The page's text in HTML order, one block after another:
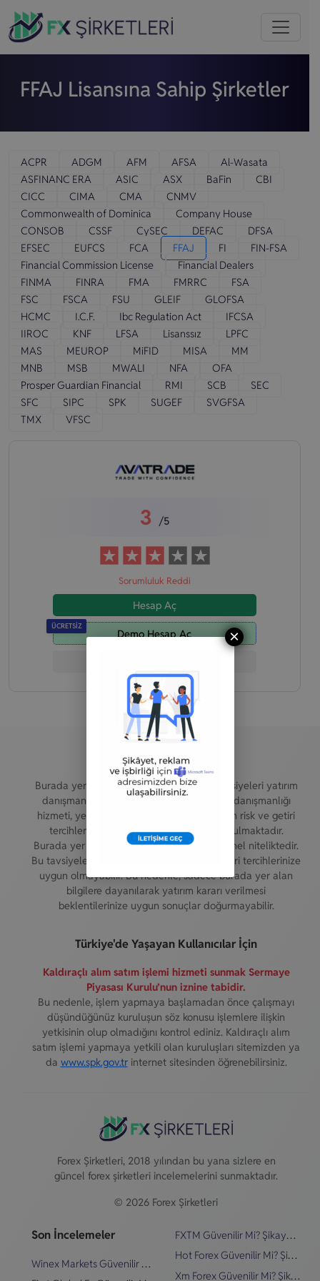
FFAJ Lisansına Sahip Şirketler
ACPR ADGM AFM AFSA
Al-Wasata
ASFINANC ERA
ASIC ASX BaFin
CBI
CICC
CIMA CMA
CNMV
Commonwealth of Dominica
Company House
CONSOB
CSSF CySEC DEFAC
DFSA
EFSEC
EUFCS FCA FFAJ FI
FIN-FSA
Financial Commission License
Financial Dealers
FINMA
FINRA FMA FMRRC
FSA
FSC
FSCA FSU GLEIF
GLOFSA
HCMC
I.C.F. Ibc Regulation Act
IFCSA
IIROC
KNF LFSA Lisanssız
LPFC
MAS
MEUROP MiFID MISA
MM
MNB
MSB MWALI NFA
OFA
Prosper Guardian Financial
RMI SCB
SEC
SFC
SIPC SPK SUGEF
SVGFSA
TMX
VFSC
3 /5
Sorumluluk Reddi
Hesap Aç
ÜCRETSİZ
Demo Hesap Aç
Yasal Uyarı
Burada yer alan yatırım bilgi, yorum ve tavsiyeleri yatırım
danışmanlığı kapsamında değildir. Yatırım danışmanlığı
hizmeti, yetkili kuruluşlar tarafından kişilerin risk ve getiri
tercihleri dikkate alınarak kişiye özel sunulmaktadır.
Burada yer alan yorum ve tavsiyeler ise genel niteliktedir.
Bu tavsiyeler mali durumunuz ile risk ve getiri tercihlerinize
uygun olmayabilir. Bu nedenle, sadece burada yer alan
bilgilere dayanılarak yatırım kararı verilmesi
beklentilerinize uygun sonuçlar doğurmayabilir.
Türkiye'de Yaşayan Kullanıcılar İçin
Kaldıraçlı alım satım işlemi hizmeti sunmak Sermaye
Piyasası Kurulu’nun iznine tabidir.
Bu nedenle, işlem yapmaya başlamadan önce çalışmayı
düşündüğünüz kuruluşun söz konusu işlemlere ilişkin
yetkisinin olup olmadığını kontrol ediniz. Kaldıraçlı alım
satım işlemi yapmaya yetkili olan kuruluşları sitemizden ya
da www.spk.gov.trinternet sitesinden öğrenebilirsiniz.
Forex Şirketleri, 2018 yılından bu yana sizlere en
güncel forex şirketleri incelemelerini sunmaktadır.
© 2026 Forex Şirketleri
Son İncelemeler
Winex Markets Güvenilir Mi? Şikayetler & İnceleme
FXTM Güvenilir Mi? Şikayetler & İnceleme
Hot Forex Güvenilir Mi? Şikayetler & İnceleme
Xm Forex Güvenilir Mi? Şikayetler & İnceleme
×